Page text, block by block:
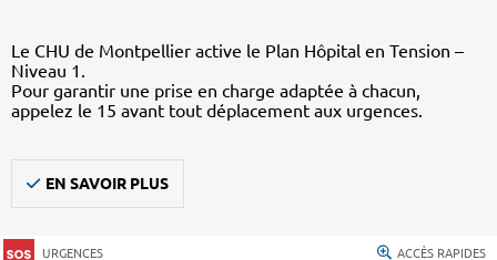
Le CHU de Montpellier active le Plan Hôpital en Tension –
Niveau 1.
Pour garantir une prise en charge adaptée à chacun,
appelez le 15 avant tout déplacement aux urgences.
EN SAVOIR PLUS
URGENCES ACCÈS RAPIDES